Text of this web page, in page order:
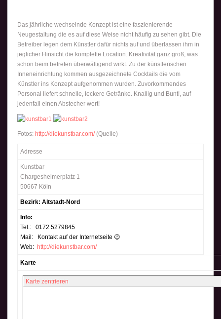
Das jährliche wechselnde Konzept ist eine faszienierende
Neugestaltung die es auf diese Weise nicht häufig zu sehen gibt. Die
Betreiber legen dem Künstler dafür nichts auf und überlassen ihm in
jeglicher Hinsicht die komplette Location. Kreativität ganz groß, was
schon beim betreten überwältigend wirkt. Zu der künstlerischen
Inneneinrichtung kommen ausgezeichnete Cocktails die vom
Künstler ins Konzept aufgenommen wurden. Zuvorkommendes
Personal liefert schnelle, leckere Getränke. Knallig und Bunt!, auf
jedenfall einen Abstecher wert!
Fotos: http://diekunstbar.com/(Quelle)
Adresse
Kunstbar
Chargesheimerplatz 1
50667 Köln
Bezirk: Altstadt-Nord
Info:
Tel.: 0172 5279845
Mail: Kontakt auf der Internetseite 😉
Web: http://diekunstbar.com/
Karte
Karte zentrieren